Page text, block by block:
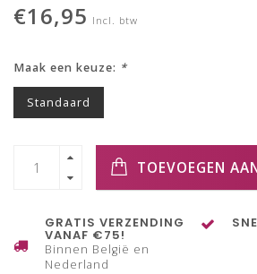
€16,95 Incl. btw
Maak een keuze: *
Standaard
TOEVOEGEN
GRATIS VERZENDING
VANAF €75!
Binnen België en
Nederland